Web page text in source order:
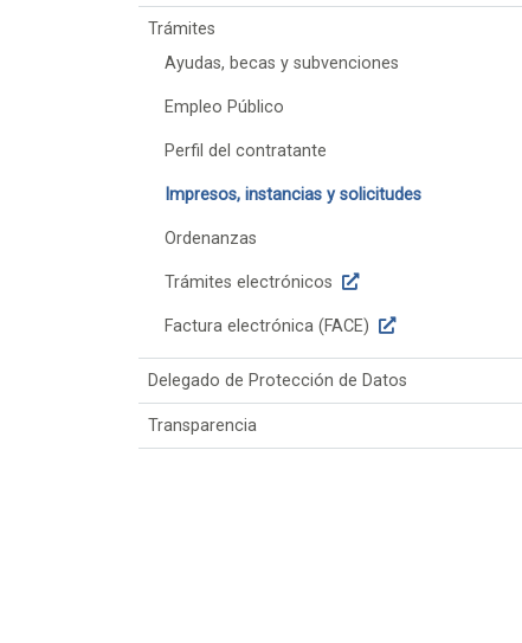
Trámites
Ayudas, becas y subvenciones
Empleo Público
Perfil del contratante
Impresos, instancias y solicitudes
Ordenanzas
Trámites electrónicos
Factura electrónica (FACE)
Delegado de Protección de Datos
Transparencia